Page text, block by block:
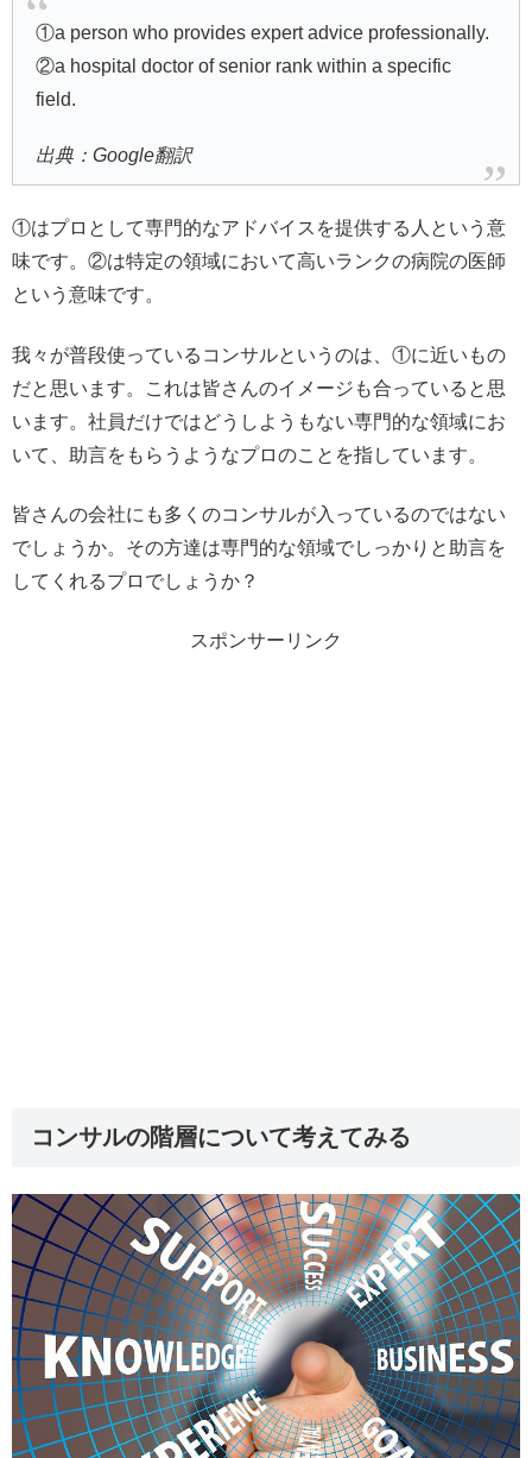
①a person who provides expert advice professionally.
②a hospital doctor of senior rank within a specific
field.
出典：Google翻訳
①はプロとして専門的なアドバイスを提供する人という意
味です。②は特定の領域において高いランクの病院の医師
という意味です。
我々が普段使っているコンサルというのは、①に近いもの
だと思います。これは皆さんのイメージも合っていると思
います。社員だけではどうしようもない専門的な領域にお
いて、助言をもらうようなプロのことを指しています。
皆さんの会社にも多くのコンサルが入っているのではない
でしょうか。その方達は専門的な領域でしっかりと助言を
してくれるプロでしょうか？
スポンサーリンク
コンサルの階層について考えてみる